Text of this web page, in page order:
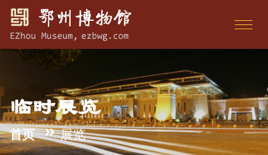
临时展览
首页 展览